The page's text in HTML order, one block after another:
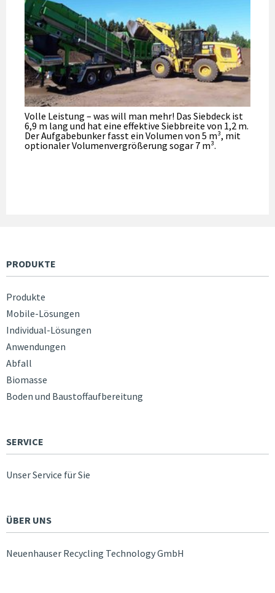
Volle Leistung – was will man mehr! Das Siebdeck ist
6,9 m lang und hat eine effektive Siebbreite von 1,2 m.
Der Aufgabebunker fasst ein Volumen von 5 m³, mit
optionaler Volumenvergrößerung sogar 7 m³.
PRODUKTE
Produkte
Mobile-Lösungen
Individual-Lösungen
Anwendungen
Abfall
Biomasse
Boden und Baustoffaufbereitung
SERVICE
Unser Service für Sie
ÜBER UNS
Neuenhauser Recycling Technology GmbH